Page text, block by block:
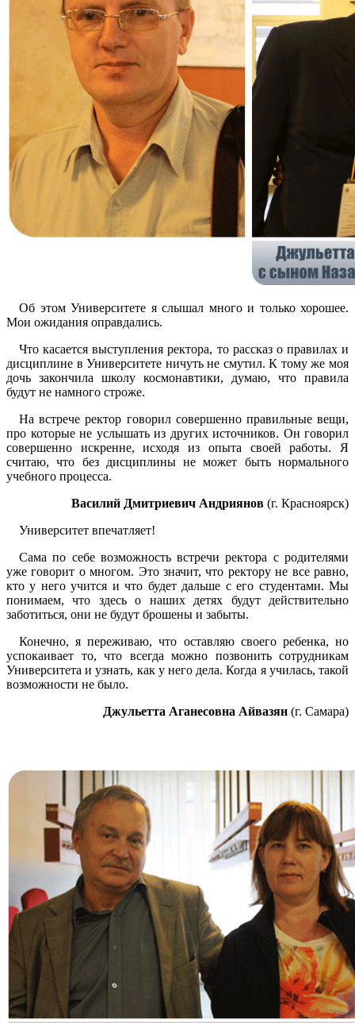
Об этом Университете я слышал много и только хорошее.
Мои ожидания оправдались.
Что касается выступления ректора, то рассказ о правилах и
дисциплине в Университете ничуть не смутил. К тому же моя
дочь закончила школу космонавтики, думаю, что правила
будут не намного строже.
На встрече ректор говорил совершенно правильные вещи,
про которые не услышать из других источников. Он говорил
совершенно искренне, исходя из опыта своей работы. Я
считаю, что без дисциплины не может быть нормального
учебного процесса.
Василий Дмитриевич Андриянов (г. Красноярск)
Университет впечатляет!
Сама по себе возможность встречи ректора с родителями
уже говорит о многом. Это значит, что ректору не все равно,
кто у него учится и что будет дальше с его студентами. Мы
понимаем, что здесь о наших детях будут действительно
заботиться, они не будут брошены и забыты.
Конечно, я переживаю, что оставляю своего ребенка, но
успокаивает то, что всегда можно позвонить сотрудникам
Университета и узнать, как у него дела. Когда я училась, такой
возможности не было.
Джульетта Аганесовна Айвазян (г. Самара)